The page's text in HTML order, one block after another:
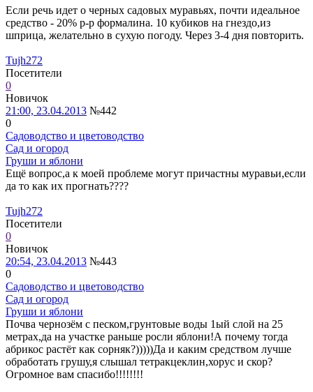
Если речь идет о черных садовых муравьях, почти идеальное
средство - 20% р-р формалина. 10 кубиков на гнездо,из
шприца, желательно в сухую погоду. Через 3-4 дня повторить.
Tujh272
Посетители
0
Новичок
21:00, 23.04.2013 №442
0
Садоводство и цветоводство
Сад и огород
Груши и яблони
Ещё вопрос,а к моей проблеме могут причастны муравьи,если
да то как их прогнать????
Tujh272
Посетители
0
Новичок
20:54, 23.04.2013 №443
0
Садоводство и цветоводство
Сад и огород
Груши и яблони
Почва чернозём с песком,грунтовые воды 1ый слой на 25
метрах,да на участке раньше росли яблони!А почему тогда
абрикос растёт как сорняк?)))))Да и каким средством лучше
обработать грушу,я слышал тетракцеклин,хорус и скор?
Огромное вам спасибо!!!!!!!!